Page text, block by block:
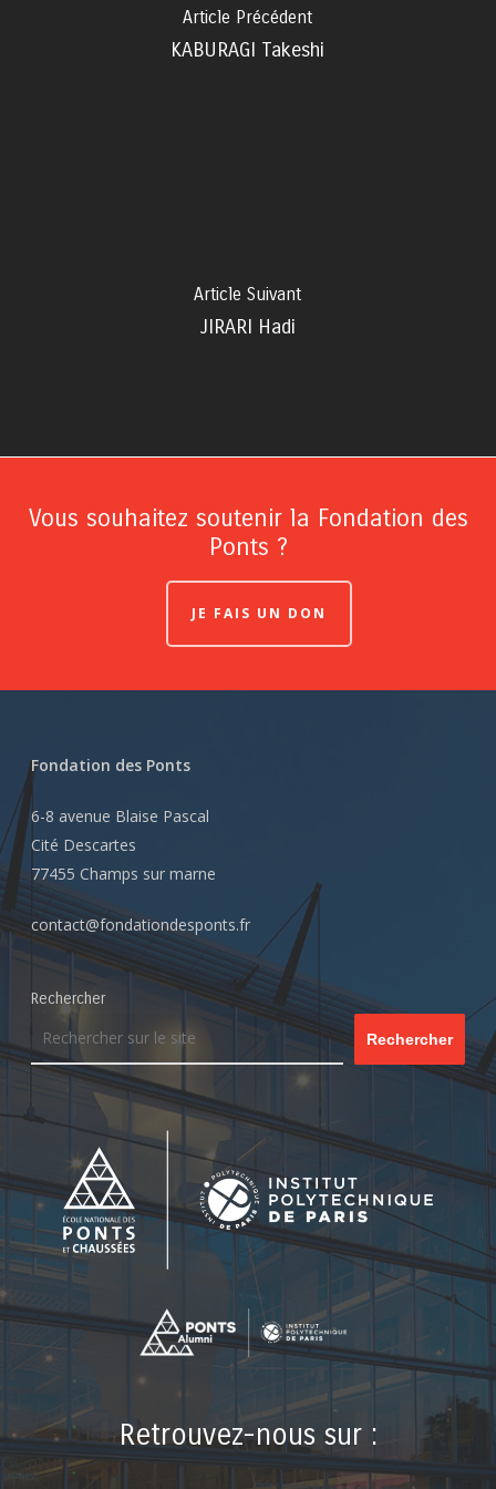
Article Précédent
KABURAGI Takeshi
Article Suivant
JIRARI Hadi
Vous souhaitez soutenir la Fondation des
Ponts ?
JE FAIS UN DON
Fondation des Ponts
6-8 avenue Blaise Pascal
Cité Descartes
77455 Champs sur marne
contact@fondationdesponts.fr
Rechercher
Rechercher
Retrouvez-nous sur :